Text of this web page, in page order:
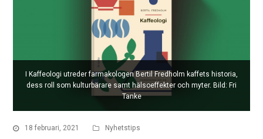
I Kaffeologi utreder farmakologen Bertil Fredholm kaffets historia,
dess roll som kulturbärare samt hälsoeffekter och myter. Bild: Fri
Tanke
18 februari, 2021 Nyhetstips